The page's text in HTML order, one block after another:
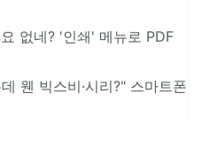
없네? '인쇄' 메뉴로 PDF
웬 빅스비·시리?" 스마트폰